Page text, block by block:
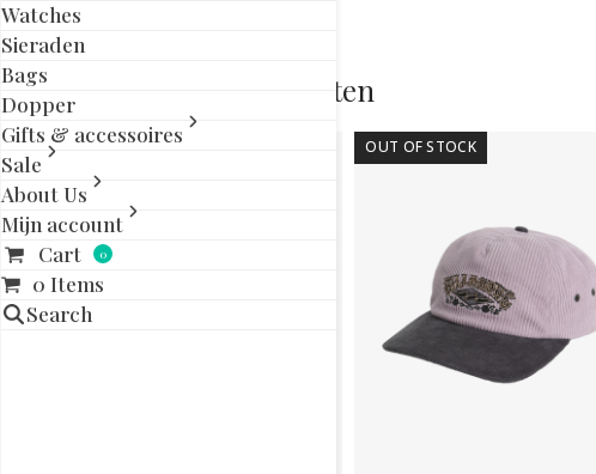
Watches
Sieraden
Bags
Dopper
Gifts & accessoires
Sale
About Us
Mijn account
Cart
0
0 Items
Search
Gerelateerde producten
OUT OF STOCK OUT OF STOCK